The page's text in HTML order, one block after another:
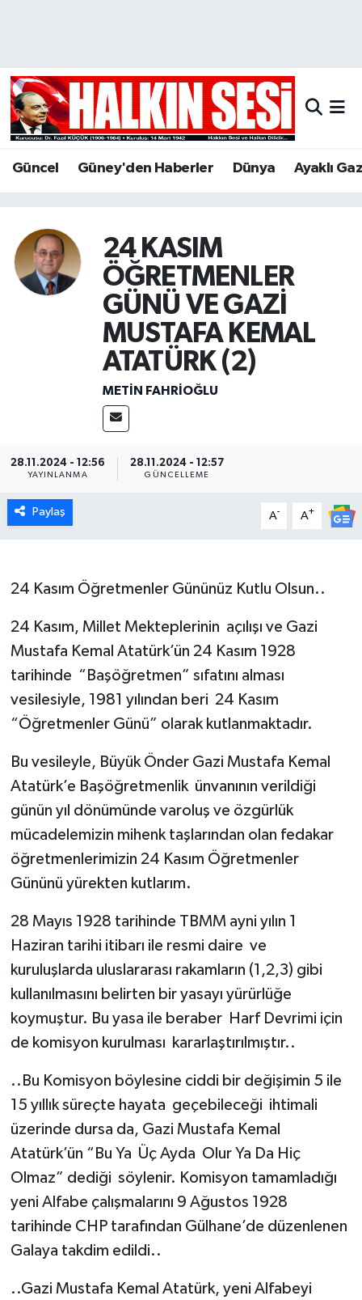
Güncel Güney'den Haberler Dünya Ayaklı
24 KASIM
ÖĞRETMENLER
GÜNÜ VE GAZİ
MUSTAFA KEMAL
ATATÜRK (2)
METIN FAHRİOĞLU
28.11.2024 - 12:56
YAYINLANMA
28.11.2024 - 12:57
GÜNCELLEME
Paylaş A- A+
24 Kasım Öğretmenler Gününüz Kutlu Olsun..
24 Kasım, Millet Mekteplerinin açılışı ve Gazi
Mustafa Kemal Atatürk’ün 24 Kasım 1928
tarihinde “Başöğretmen” sıfatını alması
vesilesiyle, 1981 yılından beri 24 Kasım
“Öğretmenler Günü” olarak kutlanmaktadır.
Bu vesileyle, Büyük Önder Gazi Mustafa Kemal
Atatürk’e Başöğretmenlik ünvanının verildiği
günün yıl dönümünde varoluş ve özgürlük
mücadelemizin mihenk taşlarından olan fedakar
öğretmenlerimizin 24 Kasım Öğretmenler
Gününü yürekten kutlarım.
28 Mayıs 1928 tarihinde TBMM ayni yılın 1
Haziran tarihi itibarı ile resmi daire ve
kuruluşlarda uluslararası rakamların (1,2,3) gibi
kullanılmasını belirten bir yasayı yürürlüğe
koymuştur. Bu yasa ile beraber Harf Devrimi için
de komisyon kurulması kararlaştırılmıştır..
..Bu Komisyon böylesine ciddi bir değişimin 5 ile
15 yıllık süreçte hayata geçebileceği ihtimali
üzerinde dursa da, Gazi Mustafa Kemal
Atatürk’ün “Bu Ya Üç Ayda Olur Ya Da Hiç
Olmaz” dediği söylenir. Komisyon tamamladığı
yeni Alfabe çalışmalarını 9 Ağustos 1928
tarihinde CHP tarafından Gülhane’de düzenlenen
Galaya takdim edildi..
..Gazi Mustafa Kemal Atatürk, yeni Alfabeyi
Hava Durumu
Trafik Durumu
Tüm Manşetler
Son Dakika Haberleri
Haber Arşivi